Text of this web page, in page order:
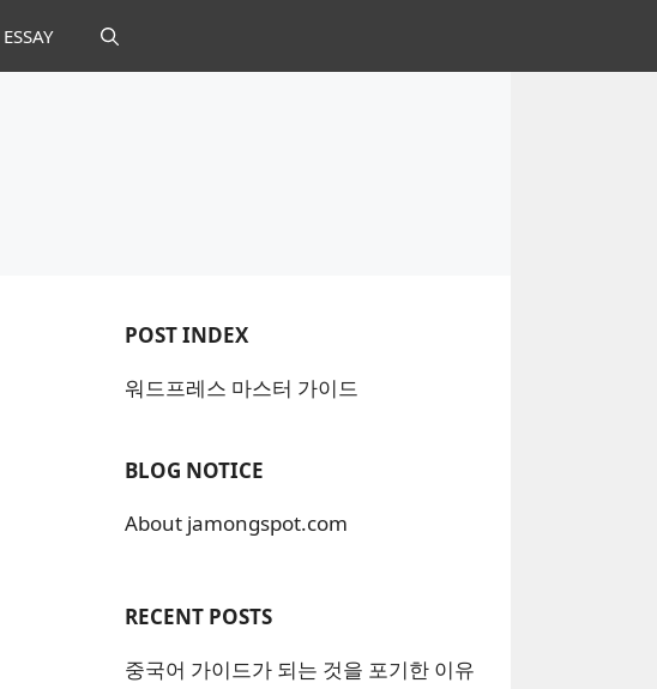
ESSAY
POST INDEX
워드프레스 마스터 가이드
BLOG NOTICE
About jamongspot.com
RECENT POSTS
중국어 가이드가 되는 것을 포기한 이유